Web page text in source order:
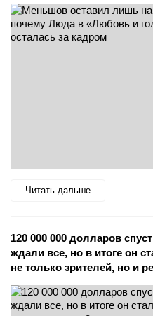
Читать дальше
120 000 000 долларов
ждали все, но в итоге он
не только зрителей, но и